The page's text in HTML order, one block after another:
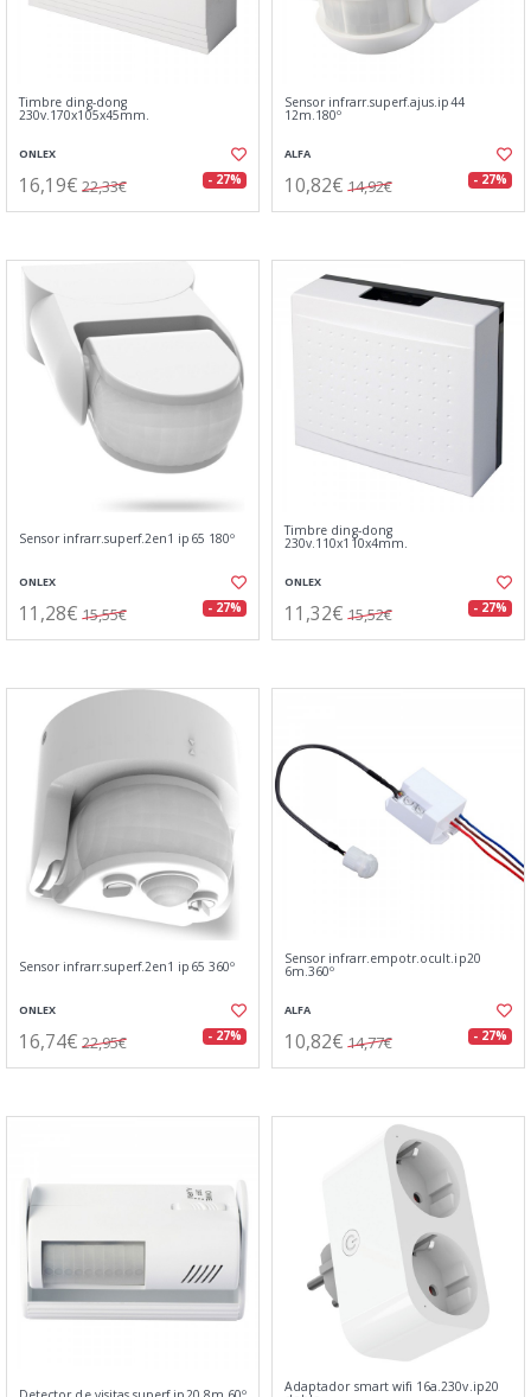
Timbre ding-dong
230v.170x105x45mm.
ONLEX
16,19€ 22,33€ - 27%
Sensor infrarr.superf.ajus.ip44
12m.180º
ALFA
10,82€ 14,92€ - 27%
Sensor infrarr.superf.2en1 ip65 180º
ONLEX
11,28€ 15,55€ - 27%
Timbre ding-dong
230v.110x110x4mm.
ONLEX
11,32€ 15,52€ - 27%
Sensor infrarr.superf.2en1 ip65 360º
ONLEX
16,74€ 22,95€ - 27%
Sensor infrarr.empotr.ocult.ip20
6m.360º
ALFA
10,82€ 14,77€ - 27%
Adaptador smart wifi 16a.230v.ip20